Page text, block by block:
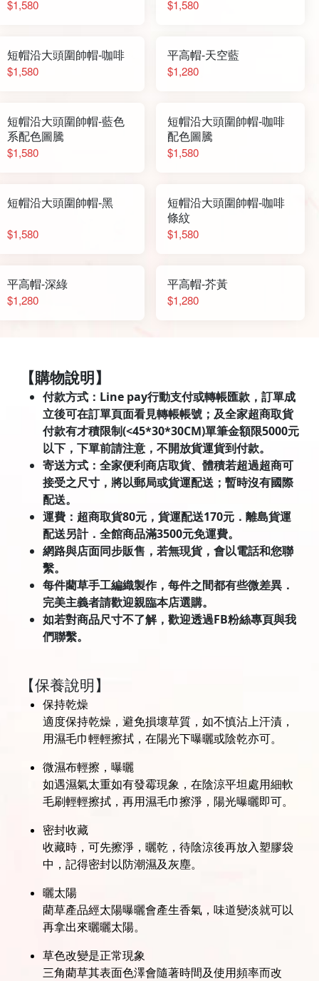
$1,580 $1,580
短帽沿大頭圍帥帽-咖啡
$1,580
平高帽-天空藍
$1,280
短帽沿大頭圍帥帽-藍色
系配色圖騰
$1,580
短帽沿大頭圍帥帽-咖啡
配色圖騰
$1,580
短帽沿大頭圍帥帽-黑
$1,580
短帽沿大頭圍帥帽-咖啡
條紋
$1,580
平高帽-深綠
$1,280
平高帽-芥黃
$1,280
【購物說明】
付款方式：Line pay行動支付或轉帳匯款，訂單成
立後可在訂單頁面看見轉帳帳號；及全家超商取貨
付款有才積限制(<45*30*30CM)單筆金額限5000元
以下，下單前請注意，不開放貨運貨到付款。
寄送方式：全家便利商店取貨、體積若超過超商可
接受之尺寸，將以郵局或貨運配送；暫時沒有國際
配送。
運費：超商取貨80元，貨運配送170元．離島貨運
配送另計．全館商品滿3500元免運費。
網路與店面同步販售，若無現貨，會以電話和您聯
繫。
每件藺草手工編織製作，每件之間都有些微差異．
完美主義者請歡迎親臨本店選購。
如若對商品尺寸不了解，歡迎透過FB粉絲專頁與我
們聯繫。
【保養說明】
保持乾燥
適度保持乾燥，避免損壞草質，如不慎沾上汗漬，
用濕毛巾輕輕擦拭，在陽光下曝曬或陰乾亦可。
微濕布輕擦，曝曬
如遇濕氣太重如有發霉現象，在陰涼平坦處用細軟
毛刷輕輕擦拭，再用濕毛巾擦淨，陽光曝曬即可。
密封收藏
收藏時，可先擦淨，曬乾，待陰涼後再放入塑膠袋
中，記得密封以防潮濕及灰塵。
曬太陽
藺草產品經太陽曝曬會產生香氣，味道變淡就可以
再拿出來曬曬太陽。
草色改變是正常現象
三角藺草其表面色澤會隨著時間及使用頻率而改